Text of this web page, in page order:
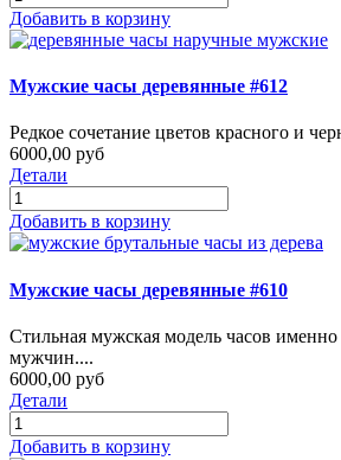
Добавить в корзину
Мужские часы деревянные #612
Редкое сочетание цветов красного и
6000,00 руб
Детали
Добавить в корзину
Мужские часы деревянные #610
Стильная мужская модель часов
мужчин....
6000,00 руб
Детали
Добавить в корзину